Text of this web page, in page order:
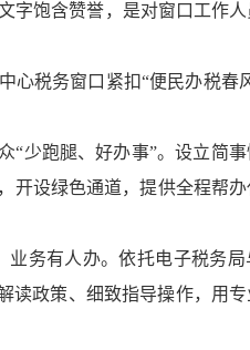
饱含赞誉，是对窗口工作人
税务窗口紧扣“便民办税春
“少跑腿、好办事”。设立简
开设绿色通道，提供全程帮
务有人办。依托电子税务
读政策、细致指导操作，用